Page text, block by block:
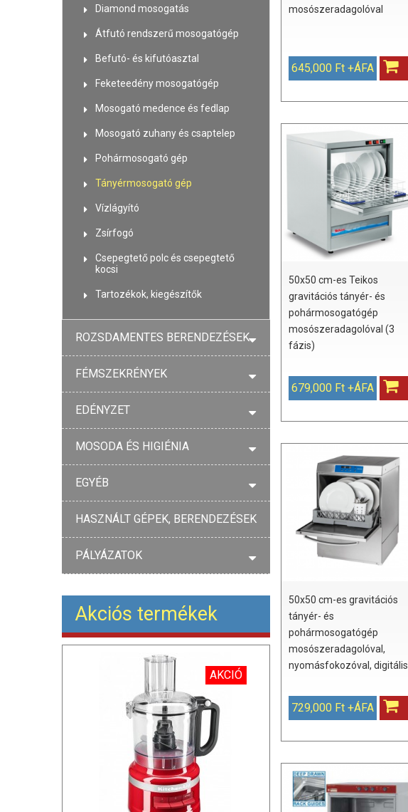
Diamond mosogatás
Átfutó rendszerű mosogatógép
Befutó- és kifutóasztal
Feketeedény mosogatógép
Mosogató medence és fedlap
Mosogató zuhany és csaptelep
Pohármosogató gép
Tányérmosogató gép
Vízlágyító
Zsírfogó
Csepegtető polc és csepegtető
kocsi
Tartozékok, kiegészítők
ROZSDAMENTES BERENDEZÉSEK
FÉMSZEKRÉNYEK
EDÉNYZET
MOSODA ÉS HIGIÉNIA
EGYÉB
HASZNÁLT GÉPEK, BERENDEZÉSEK
PÁLYÁZATOK
Akciós termékek
AKCIÓ
mosószeradagolóval
645,000 Ft +ÁFA
50x50 cm-es Teikos
gravitációs tányér- és
pohármosogatógép
mosószeradagolóval (3
fázis)
679,000 Ft +ÁFA
50x50 cm-es gravitációs
tányér- és
pohármosogatógép
mosószeradagolóval,
nyomásfokozóval, digitális
729,000 Ft +ÁFA